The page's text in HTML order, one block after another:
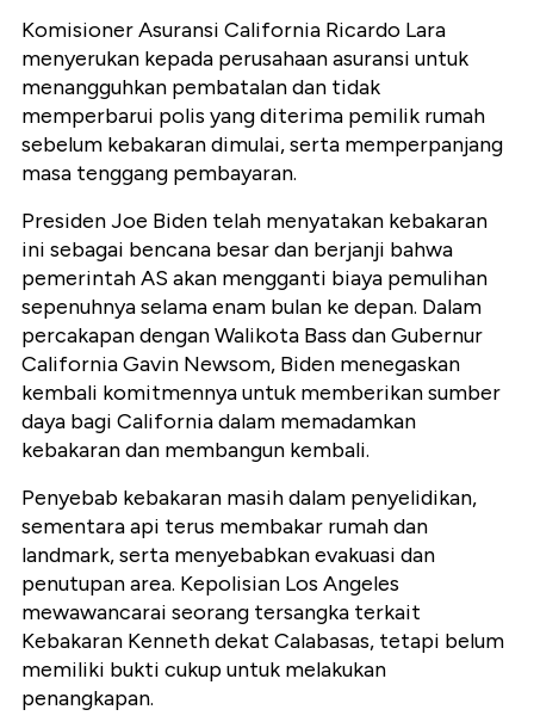
Komisioner Asuransi California Ricardo Lara
menyerukan kepada perusahaan asuransi untuk
menangguhkan pembatalan dan tidak
memperbarui polis yang diterima pemilik rumah
sebelum kebakaran dimulai, serta memperpanjang
masa tenggang pembayaran.
Presiden Joe Biden telah menyatakan kebakaran
ini sebagai bencana besar dan berjanji bahwa
pemerintah AS akan mengganti biaya pemulihan
sepenuhnya selama enam bulan ke depan. Dalam
percakapan dengan Walikota Bass dan Gubernur
California Gavin Newsom, Biden menegaskan
kembali komitmennya untuk memberikan sumber
daya bagi California dalam memadamkan
kebakaran dan membangun kembali.
Penyebab kebakaran masih dalam penyelidikan,
sementara api terus membakar rumah dan
landmark, serta menyebabkan evakuasi dan
penutupan area. Kepolisian Los Angeles
mewawancarai seorang tersangka terkait
Kebakaran Kenneth dekat Calabasas, tetapi belum
memiliki bukti cukup untuk melakukan
penangkapan.